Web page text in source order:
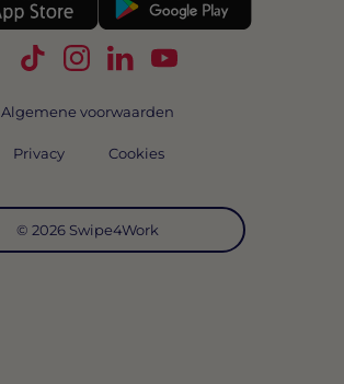
Volg Swipe4Work op TikTok
Volg Swipe4Work op
Volg Swipe4Work op
Volg Swipe4Work
© 2026 Swipe4Work
Algemene voorwaarden
Privacy Cookies